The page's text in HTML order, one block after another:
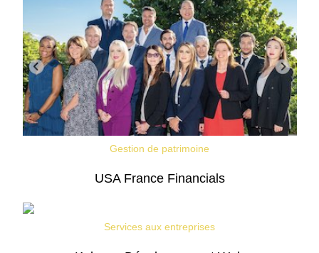
Gestion de patrimoine
USA France Financials
Services aux entreprises